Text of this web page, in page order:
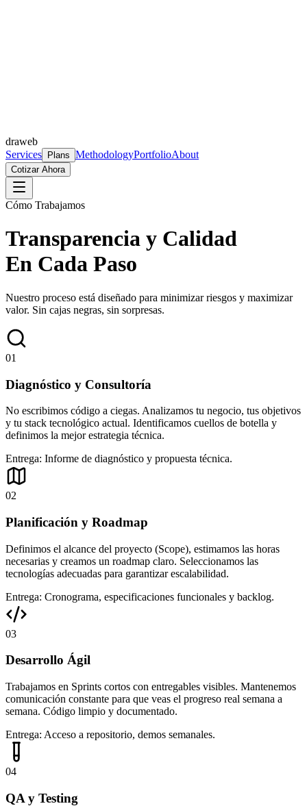
draweb
Services
Plans MethodologyPortfolioAbout
Cotizar Ahora
Cómo Trabajamos
Transparencia y Calidad
En Cada Paso
Nuestro proceso está diseñado para minimizar riesgos y maximizar
valor. Sin cajas negras, sin sorpresas.
01
Diagnóstico y Consultoría
No escribimos código a ciegas. Analizamos tu negocio, tus objetivos
y tu stack tecnológico actual. Identificamos cuellos de botella y
definimos la mejor estrategia técnica.
Entrega: Informe de diagnóstico y propuesta técnica.
02
Planificación y Roadmap
Definimos el alcance del proyecto (Scope), estimamos las horas
necesarias y creamos un roadmap claro. Seleccionamos las
tecnologías adecuadas para garantizar escalabilidad.
Entrega: Cronograma, especificaciones funcionales y backlog.
03
Desarrollo Ágil
Trabajamos en Sprints cortos con entregables visibles. Mantenemos
comunicación constante para que veas el progreso real semana a
semana. Código limpio y documentado.
Entrega: Acceso a repositorio, demos semanales.
04
QA y Testing